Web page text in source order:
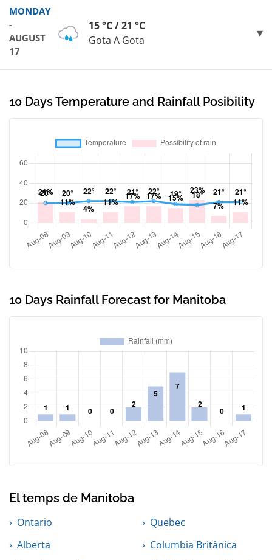
MONDAY
-
AUGUST
17
15 °C / 21 °C
Gota A Gota
10 Days Temperature and Rainfall Posibility
10 Days Rainfall Forecast for Manitoba
El temps de Manitoba
Ontario
Quebec
Alberta
Columbia Britànica